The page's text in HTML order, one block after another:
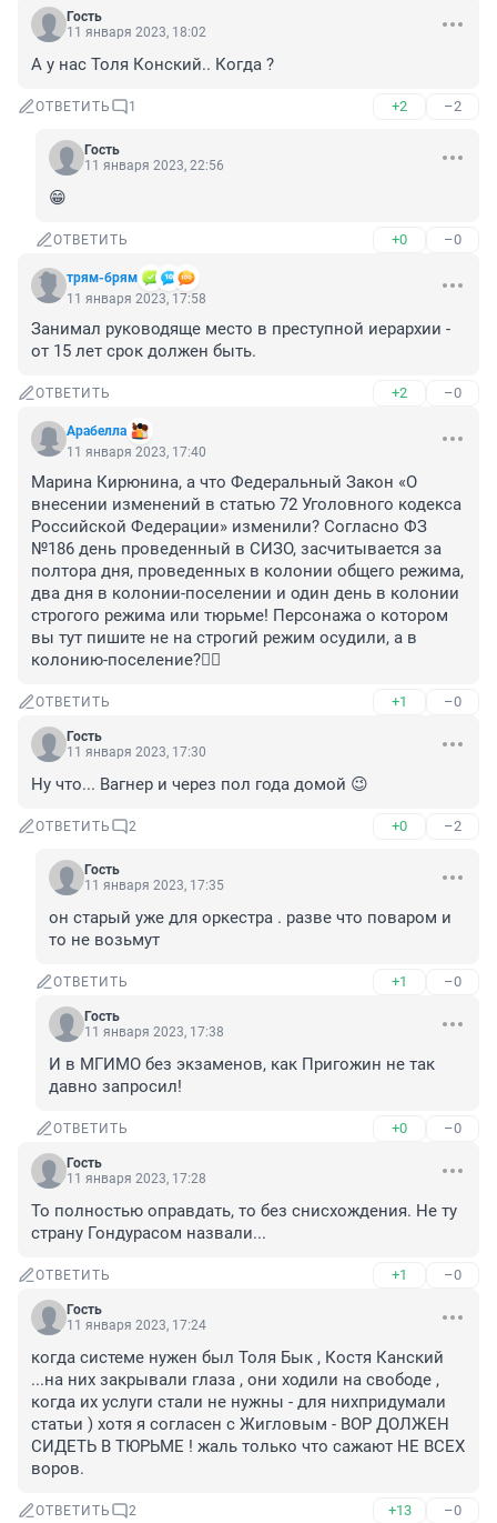
Гость
11 января 2023, 18:02
А у нас Толя Конский.. Когда ?
ОТВЕТИТЬ 1 +2 –2
Гость
11 января 2023, 22:56
😁
ОТВЕТИТЬ +0 –0
трям-брям
11 января 2023, 17:58
Занимал руководяще место в преступной иерархии -
от 15 лет срок должен быть.
ОТВЕТИТЬ +2 –0
Арабелла
11 января 2023, 17:40
Марина Кирюнина, а что Федеральный Закон «О
внесении изменений в статью 72 Уголовного кодекса
Российской Федерации» изменили? Согласно ФЗ
№186 день проведенный в СИЗО, засчитывается за
полтора дня, проведенных в колонии общего режима,
два дня в колонии-поселении и один день в колонии
строгого режима или тюрьме! Персонажа о котором
вы тут пишите не на строгий режим осудили, а в
колонию-поселение?🤦‍♀️
ОТВЕТИТЬ +1 –0
Гость
11 января 2023, 17:30
Ну что... Вагнер и через пол года домой 😉
ОТВЕТИТЬ 2 +0 –2
Гость
11 января 2023, 17:35
он старый уже для оркестра . разве что поваром и
то не возьмут
ОТВЕТИТЬ +1 –0
Гость
11 января 2023, 17:38
И в МГИМО без экзаменов, как Пригожин не так
давно запросил!
ОТВЕТИТЬ +0 –0
Гость
11 января 2023, 17:28
То полностью оправдать, то без снисхождения. Не ту
страну Гондурасом назвали...
ОТВЕТИТЬ +1 –0
Гость
11 января 2023, 17:24
когда системе нужен был Толя Бык , Костя Канский
...на них закрывали глаза , они ходили на свободе ,
когда их услуги стали не нужны - для нихпридумали
статьи ) хотя я согласен с Жигловым - ВОР ДОЛЖЕН
СИДЕТЬ В ТЮРЬМЕ ! жаль только что сажают НЕ ВСЕХ
воров.
ОТВЕТИТЬ 2 +13 –0